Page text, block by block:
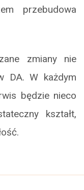
przebudowa
zmiany nie
DA. W każdym
będzie nieco
kształt,